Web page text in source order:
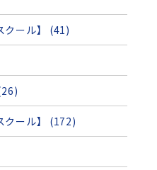
クール】 (41)
クール】 (172)